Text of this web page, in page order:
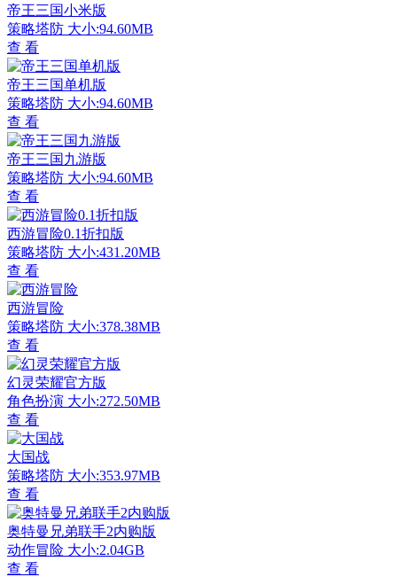
帝王三国小米版
策略塔防 大小:94.60MB
查 看
帝王三国单机版
策略塔防 大小:94.60MB
查 看
帝王三国九游版
策略塔防 大小:94.60MB
查 看
西游冒险0.1折扣版
策略塔防 大小:431.20MB
查 看
西游冒险
策略塔防 大小:378.38MB
查 看
幻灵荣耀官方版
角色扮演 大小:272.50MB
查 看
大国战
策略塔防 大小:353.97MB
查 看
奥特曼兄弟联手2内购版
动作冒险 大小:2.04GB
查 看